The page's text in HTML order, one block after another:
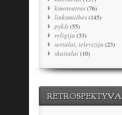
kinoteatras(76)
linksmiiibės(145)
pykšt(55)
religija (33)
serialai, televizija (23)
skaitalai(10)
RETROSPEKTYVA